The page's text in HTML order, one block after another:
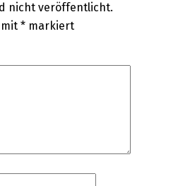
nicht veröffentlicht.
* markiert